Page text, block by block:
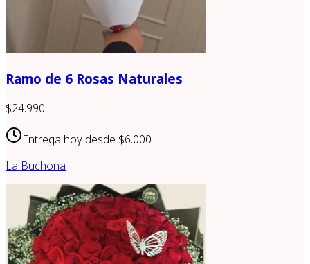
Ramo de 6 Rosas Naturales
$24.990
Entrega hoy desde $6.000
La Buchona